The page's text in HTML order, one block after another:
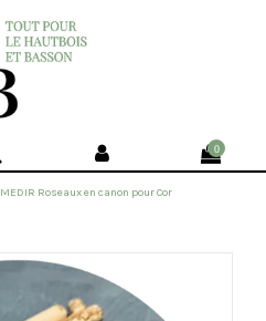
0
MEDIR Roseaux en canon pour Cor